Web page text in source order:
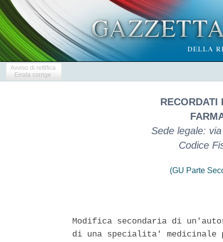
Avviso di rettifica
Errata corrige
RECORDATI
Sede legale:
Codice
(GU Parte
Modifica secondaria di
di una specialita' medicinale